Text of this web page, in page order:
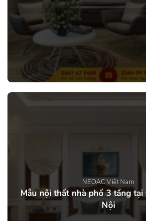
NEOAC Việt Nam
Mẫu nội thất nhà phố 3 tầng
Nội